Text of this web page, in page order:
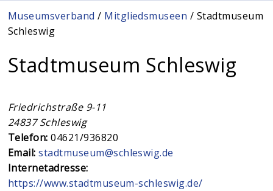
Sie sind hier
Museumsverband / Mitgliedsmuseen / Stadtmuseum
Schleswig
Stadtmuseum Schleswig
Friedrichstraße 9-11
24837 Schleswig
Telefon:04621/936820
Email:stadtmuseum@schleswig.de
Internetadresse:
https://www.stadtmuseum-schleswig.de/